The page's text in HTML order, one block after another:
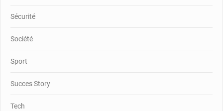
Sécurité
Société
Sport
Succes Story
Tech